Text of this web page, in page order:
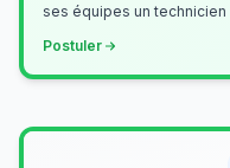
ses équipes un technicien de
Postuler